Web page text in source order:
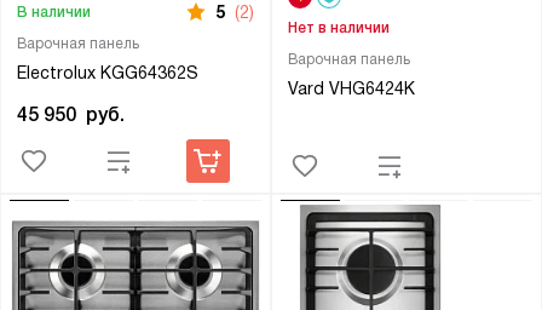
Варочная панель
Electrolux KGG64362S
В наличии 5 (2)
45 950 руб.
Варочная панель
Vard VHG6424K
Нет в наличии